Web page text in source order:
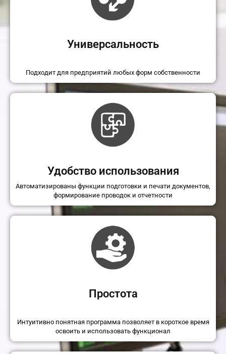
Универсальность
Подходит для предприятий любых форм собственности
Удобство использования
Автоматизированы функции подготовки и печати документов,
формирование проводок и отчетности
Простота
Интуитивно понятная программа позволяет в короткое время
освоить и использовать функционал